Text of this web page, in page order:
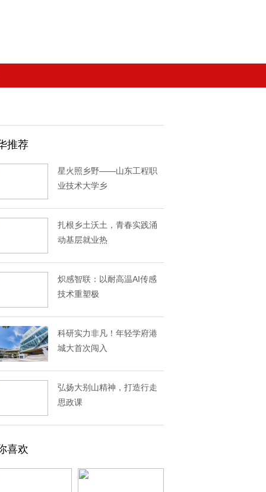
推荐
星火照乡野——山东工程职
业技术大学乡
扎根乡土沃土，青春实践涌
动基层就业热
炽感智联：以耐高温AI传感
技术重塑极
科研实力非凡！年轻学府港
城大首次闯入
弘扬大别山精神，打造行走
思政课
喜欢